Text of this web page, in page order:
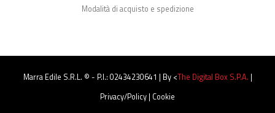
Modalità di acquisto e spedizione
Marra Edile S.r.l. © - P.I.: 02434230641 | By <The Digital Box S.p.a. |
Privacy/Policy | Cookie